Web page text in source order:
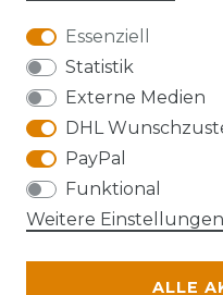
Essenziell
Statistik
Externe Medien
DHL
PayPal
Funktional
Weitere Einstellungen
ALLE
Die Karte kann
werden. Bitte
von Google Maps,